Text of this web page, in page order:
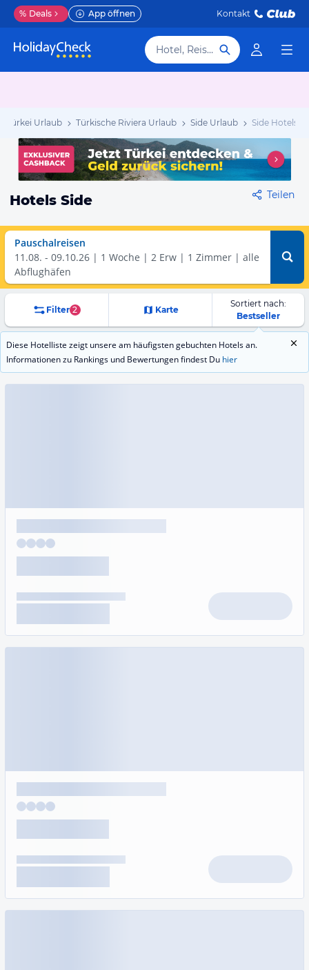
% Deals App öffnen Kontakt
Hotel, Reiseziel
Türkei Urlaub Türkische Riviera Urlaub Side Urlaub Side Hotels
Hotels Side Teilen
Pauschalreisen
11.08. - 09.10.26 1 Woche 2 Erw | 1 Zimmer
alle
Abflughäfen
Filter 2 Karte
Sortiert nach:
Bestseller
Diese Hotelliste zeigt unsere am häufigsten gebuchten Hotels an.
Informationen zu Rankings und Bewertungen findest Du hier